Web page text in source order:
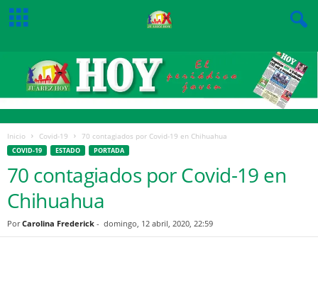
Inicio Covid-19 70 contagiados por Covid-19 en Chihuahua
COVID-19 ESTADO PORTADA
70 contagiados por Covid-19 en
Chihuahua
Por Carolina Frederick - domingo, 12 abril, 2020, 22:59